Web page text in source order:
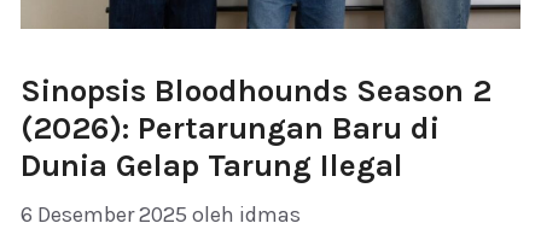
Sinopsis Bloodhounds Season 2
(2026): Pertarungan Baru di
Dunia Gelap Tarung Ilegal
6 Desember 2025 oleh idmas